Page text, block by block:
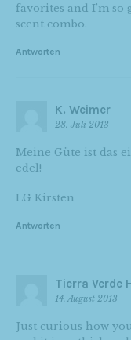
favorites and I’m
scent combo.
Antworten
K. Weimer
28. Juli 2013
Meine Güte ist das
edel!
LG Kirsten
Antworten
Tierra Verde
14. August 2013
Just curious how